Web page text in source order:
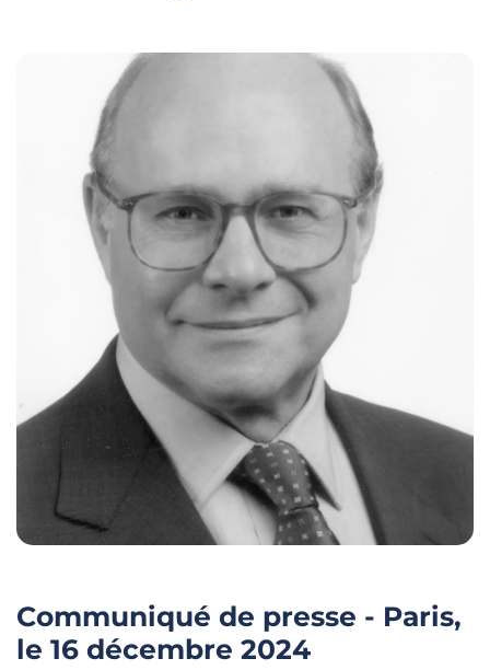
Communiqué de presse - Paris,
le 16 décembre 2024